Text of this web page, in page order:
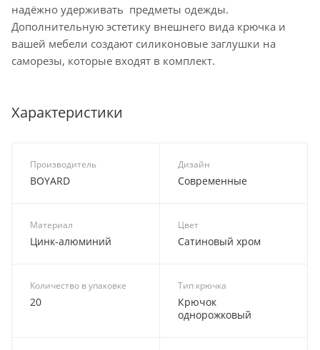
надёжно удерживать предметы одежды.
Дополнительную эстетику внешнего вида крючка и
вашей мебели создают силиконовые заглушки на
саморезы, которые входят в комплект.
Характеристики
Производитель
BOYARD
Дизайн
Современные
Материал
Цинк-алюминий
Цвет
Сатиновый хром
Количество в упаковке
20
Тип крючка
Крючок
однорожковый